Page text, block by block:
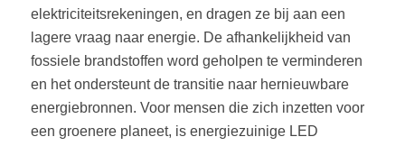
elektriciteitsrekeningen, en dragen ze bij aan een
lagere vraag naar energie. De afhankelijkheid van
fossiele brandstoffen word geholpen te verminderen
en het ondersteunt de transitie naar hernieuwbare
energiebronnen. Voor mensen die zich inzetten voor
een groenere planeet, is energiezuinige LED